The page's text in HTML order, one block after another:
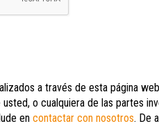
a través de esta página
o cualquiera de las partes
en contactar con nosotros. De